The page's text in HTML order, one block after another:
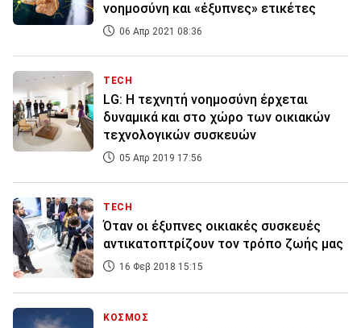
νοημοσύνη και «έξυπνες» ετικέτες
06 Απρ 2021 08:36
TECH
LG: Η τεχνητή νοημοσύνη έρχεται
δυναμικά και στο χώρο των οικιακών
τεχνολογικών συσκευών
05 Απρ 2019 17:56
TECH
Όταν οι έξυπνες οικιακές συσκευές
αντικατοπτρίζουν τον τρόπο ζωής μας
16 Φεβ 2018 15:15
ΚΟΣΜΟΣ